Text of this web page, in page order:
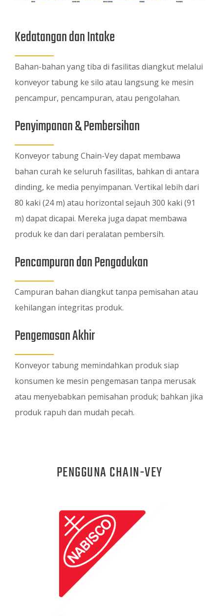
Kedatangan dan Intake
Bahan-bahan yang tiba di fasilitas diangkut melalui
konveyor tabung ke silo atau langsung ke mesin
pencampur, pencampuran, atau pengolahan.
Penyimpanan & Pembersihan
Konveyor tabung Chain-Vey dapat membawa
bahan curah ke seluruh fasilitas, bahkan di antara
dinding, ke media penyimpanan. Vertikal lebih dari
80 kaki (24 m) atau horizontal sejauh 300 kaki (91
m) dapat dicapai. Mereka juga dapat membawa
produk ke dan dari peralatan pembersih.
Pencampuran dan Pengadukan
Campuran bahan diangkut tanpa pemisahan atau
kehilangan integritas produk.
Pengemasan Akhir
Konveyor tabung memindahkan produk siap
konsumen ke mesin pengemasan tanpa merusak
atau menyebabkan pemisahan produk; bahkan jika
produk rapuh dan mudah pecah.
PENGGUNA CHAIN-VEY